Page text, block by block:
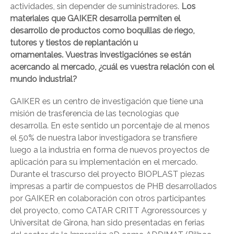
actividades, sin depender de suministradores. Los
materiales que GAIKER desarrolla permiten el
desarrollo de productos como boquillas de riego,
tutores y tiestos de replantación u
ornamentales. Vuestras investigaciónes se están
acercando al mercado, ¿cuál es vuestra relación con el
mundo industrial?
GAIKER es un centro de investigación que tiene una
misión de trasferencia de las tecnologías que
desarrolla. En este sentido un porcentaje de al menos
el 50% de nuestra labor investigadora se transfiere
luego a la industria en forma de nuevos proyectos de
aplicación para su implementación en el mercado.
Durante el trascurso del proyecto BIOPLAST piezas
impresas a partir de compuestos de PHB desarrollados
por GAIKER en colaboración con otros participantes
del proyecto, como CATAR CRITT Agroressources y
Universitat de Girona, han sido presentadas en ferias